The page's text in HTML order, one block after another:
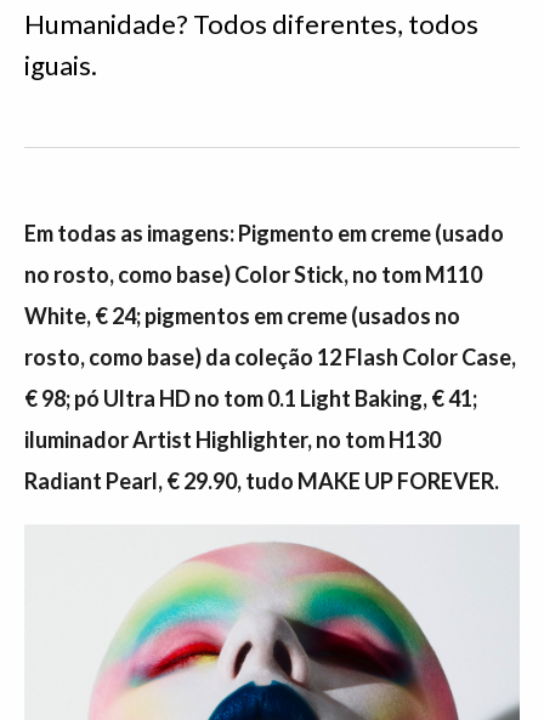
Humanidade? Todos diferentes, todos
iguais.
Em todas as imagens: Pigmento em creme (usado
no rosto, como base) Color Stick, no tom M110
White, € 24; pigmentos em creme (usados no
rosto, como base) da coleção 12 Flash Color Case,
€ 98; pó Ultra HD no tom 0.1 Light Baking, € 41;
iluminador Artist Highlighter, no tom H130
Radiant Pearl, € 29.90, tudo MAKE UP FOREVER.